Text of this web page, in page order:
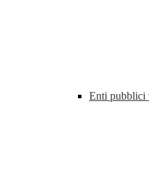
Enti pubblici